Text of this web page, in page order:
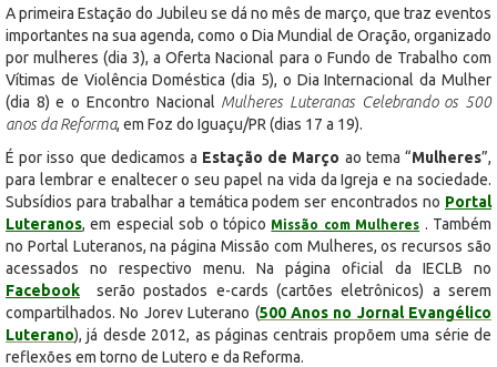
A primeira Estação do Jubileu se dá no mês de março, que traz eventos
importantes na sua agenda, como o Dia Mundial de Oração, organizado
por mulheres (dia 3), a Oferta Nacional para o Fundo de Trabalho com
Vítimas de Violência Doméstica (dia 5), o Dia Internacional da Mulher
(dia 8) e o Encontro Nacional Mulheres Luteranas Celebrando os 500
anos da Reforma, em Foz do Iguaçu/PR (dias 17 a 19).
É por isso que dedicamos a Estação de Março ao tema “Mulheres”,
para lembrar e enaltecer o seu papel na vida da Igreja e na sociedade.
Subsídios para trabalhar a temática podem ser encontrados no Portal
Luteranos, em especial sob o tópico Missão com Mulheres . Também
no Portal Luteranos, na página Missão com Mulheres, os recursos são
acessados no respectivo menu. Na página oficial da IECLB no
Facebook serão postados e-cards (cartões eletrônicos) a serem
compartilhados. No Jorev Luterano (500 Anos no Jornal Evangélico
Luterano), já desde 2012, as páginas centrais propõem uma série de
reflexões em torno de Lutero e da Reforma.